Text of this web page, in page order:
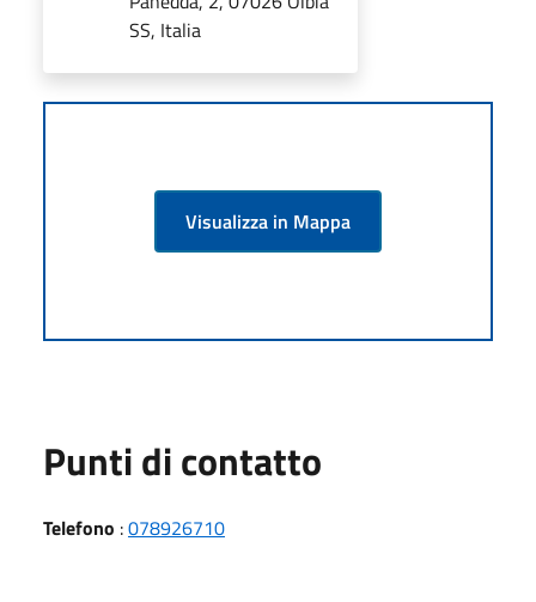
SS, Italia
Visualizza in Mappa
Punti di contatto
Telefono :078926710